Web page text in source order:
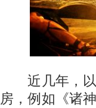
近几年，以
房，例如《诸